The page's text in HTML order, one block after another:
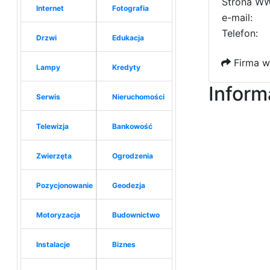
Internet
Drzwi
Lampy
Serwis
Telewizja
Zwierzęta
Pozycjonowanie
Motoryzacja
Instalacje
Fotografia
Edukacja
Kredyty
Nieruchomości
Bankowość
Ogrodzenia
Geodezja
Budownictwo
Biznes
e-mail:
Telefon:
Firma